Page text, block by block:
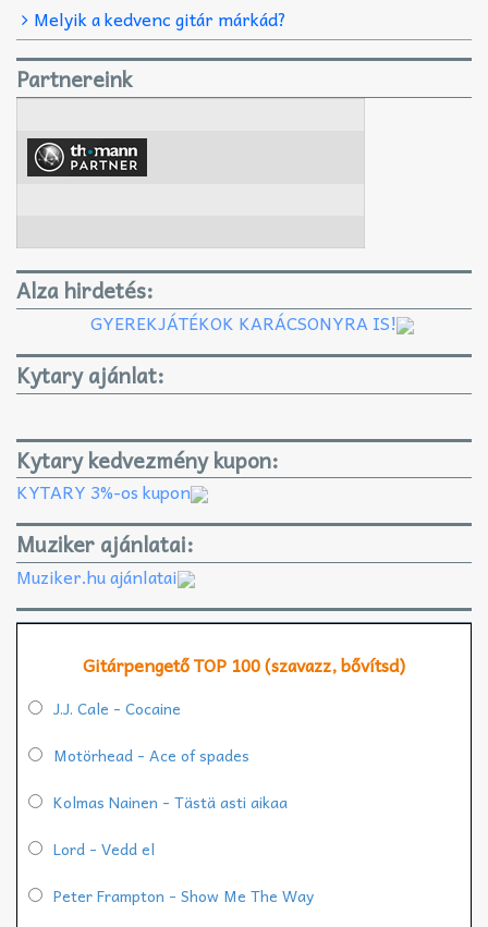
Melyik a kedvenc gitár márkád?
Partnereink
Alza hirdetés:
GYEREKJÁTÉKOK KARÁCSONYRA IS!
Kytary ajánlat:
Kytary kedvezmény kupon:
KYTARY 3%-os kupon
Muziker ajánlatai:
Muziker.hu ajánlatai
Gitárpengető TOP 100 (szavazz, bővítsd)
J.J. Cale - Cocaine
Motörhead - Ace of spades
Kolmas Nainen - Tästä asti aikaa
Lord - Vedd el
Peter Frampton - Show Me The Way